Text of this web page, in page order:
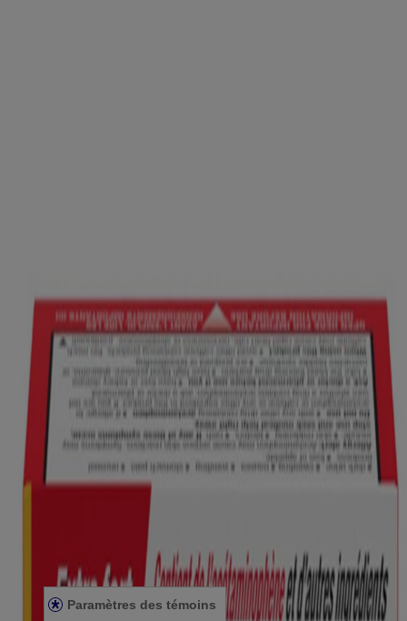
Produits
OÙ ACHETER
FAQ
Renseignements de la société
À PROPOS DE NOUS
NOUS JOINDRE
POUR LES PROFESSIONNELS DE LA SANTÉ
SITE AMÉRICAIN
CONDITIONS GÉNÉRALES
ÉNONCÉ DE CONFIDENTIALITÉ
ÉNONCÉ SUR L’ACCESSIBILITÉ
Paramètres des témoins